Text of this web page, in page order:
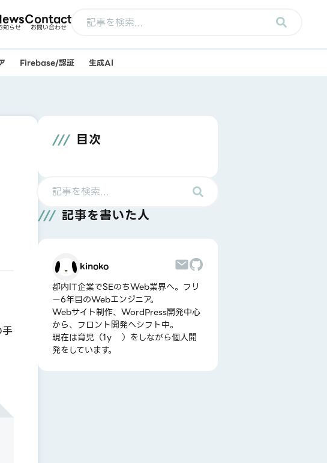
知らせ Contact
お問い合わせ
Firebase/認証 生成AI
目次
記事を書いた人
kinoko
都内IT企業でSEのちWeb業界へ。フリ
ー6年目のWebエンジニア。
Webサイト制作、WordPress開発中心
から、フロント開発へシフト中。
現在は育児（1y👧）をしながら個人開
発をしています。